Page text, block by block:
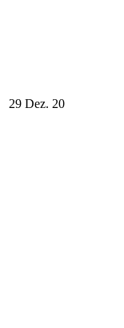
29 Dez. 20